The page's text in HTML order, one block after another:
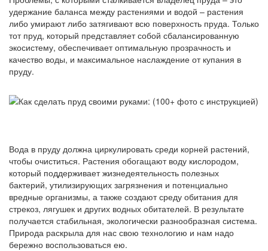
удержание баланса между растениями и водой – растения
либо умирают либо затягивают всю поверхность пруда. Только
тот пруд, который представляет собой сбалансированную
экосистему, обеспечивает оптимальную прозрачность и
качество воды, и максимальное наслаждение от купания в
пруду.
Вода в пруду должна циркулировать среди корней растений,
чтобы очиститься. Растения обогащают воду кислородом,
который поддерживает жизнедеятельность полезных
бактерий, утилизирующих загрязнения и потенциально
вредные организмы, а также создают среду обитания для
стрекоз, лягушек и других водных обитателей. В результате
получается стабильная, экологически разнообразная система.
Природа раскрыла для нас свою технологию и нам надо
бережно воспользоваться ею.